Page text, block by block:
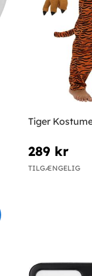
Tiger
289 kr
TILGÆNGELIG